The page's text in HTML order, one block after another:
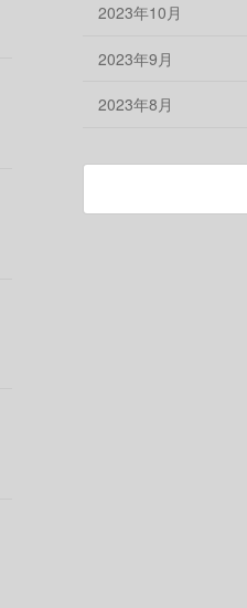
2023年10月
2023年9月
2023年8月